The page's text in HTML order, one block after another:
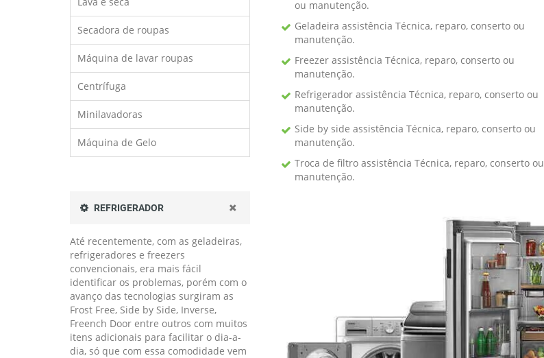
Secadora de roupas
Máquina de lavar roupas
Centrífuga
Minilavadoras
Máquina de Gelo
REFRIGERADOR
Até recentemente, com as geladeiras,
refrigeradores e freezers
convencionais, era mais fácil
identificar os problemas, porém com o
avanço das tecnologias surgiram as
Frost Free, Side by Side, Inverse,
Freench Door entre outros com muitos
itens adicionais para facilitar o dia-a-
dia, só que com essa comodidade vem
ou manutenção.
Geladeira assistência Técnica, reparo, conserto ou
manutenção.
Freezer assistência Técnica, reparo, conserto ou
manutenção.
Refrigerador assistência Técnica, reparo, conserto ou
manutenção.
Side by side assistência Técnica, reparo, conserto ou
manutenção.
Troca de filtro assistência Técnica, reparo, conserto ou
manutenção.